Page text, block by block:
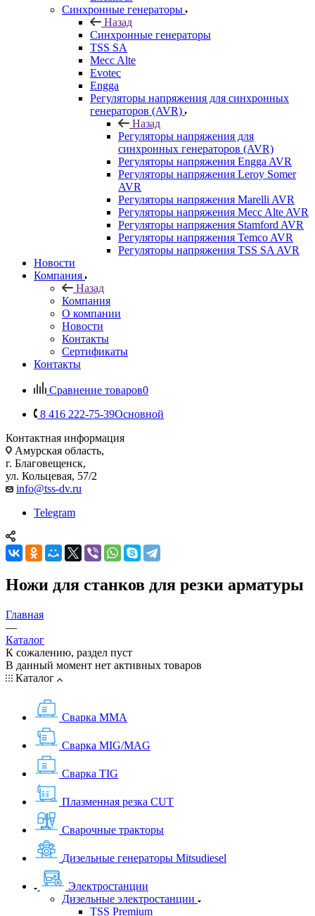
Синхронные генераторы
Назад
Синхронные генераторы
TSS SA
Mecc Alte
Evotec
Engga
Регуляторы напряжения для синхронных
генераторов (AVR)
Назад
Регуляторы напряжения для
синхронных генераторов (AVR)
Регуляторы напряжения Engga AVR
Регуляторы напряжения Leroy Somer
AVR
Регуляторы напряжения Marelli AVR
Регуляторы напряжения Mecc Alte AVR
Регуляторы напряжения Stamford AVR
Регуляторы напряжения Temco AVR
Регуляторы напряжения TSS SA AVR
Новости
Компания
Назад
Компания
О компании
Новости
Контакты
Сертификаты
Контакты
Сравнение товаров0
8 416 222-75-39Основной
Контактная информация
Амурская область,
г. Благовещенск,
ул. Кольцевая, 57/2
info@tss-dv.ru
Telegram
Ножи для станков для резки арматуры
Главная
—
Каталог
К сожалению, раздел пуст
В данный момент нет активных товаров
Каталог
Сварка MMA
Сварка MIG/MAG
Сварка TIG
Плазменная резка CUT
Сварочные тракторы
Дизельные генераторы Mitsudiesel
Электростанции
Дизельные электростанции
TSS Premium